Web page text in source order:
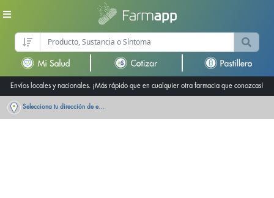
Envíos locales y nacionales. ¡Más rápido que en cualquier otra farmacia que conozcas!
Selecciona tu dirección de entrega